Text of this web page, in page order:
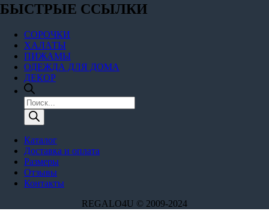
БЫСТРЫЕ ССЫЛКИ
СОРОЧКИ
ХАЛАТЫ
ПИЖАМЫ
ОДЕЖДА ДЛЯ ДОМА
ДЕКОР
Поиск
товаров
Каталог
Доставка и оплата
Размеры
Отзывы
Контакты
REGALO4U © 2009-2024